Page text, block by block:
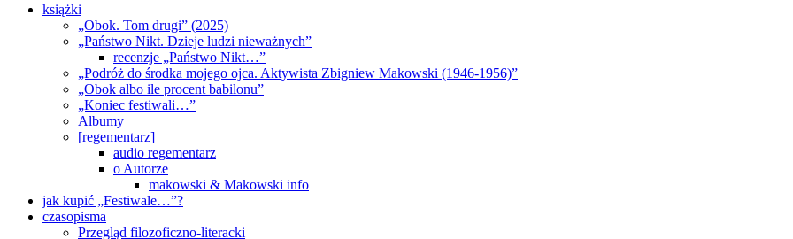
książki
„Obok. Tom drugi” (2025)
„Państwo Nikt. Dzieje ludzi nieważnych”
recenzje „Państwo Nikt…”
„Podróż do środka mojego ojca. Aktywista Zbigniew Makowski (1946-1956)”
„Obok albo ile procent babilonu”
„Koniec festiwali…”
Albumy
[regementarz]
audio regementarz
o Autorze
makowski & Makowski info
jak kupić „Festiwale…”?
czasopisma
Przegląd filozoficzno-literacki